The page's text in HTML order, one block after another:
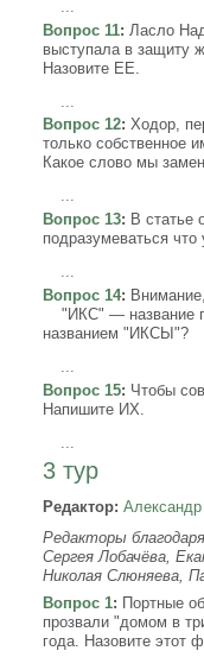
Вопрос 11: Ласло
выступала в защиту
Назовите ЕЕ.
Вопрос 12: Ходор,
только собственное
Какое слово мы
...
Вопрос 13: В статье
подразумеваться
...
Вопрос 14:
"ИКС" — название
названием "ИКСЫ"?
...
Вопрос 15: Чтобы
Напишите ИХ.
3 тур
Редактор:
Редакторы
Сергея Лобачёва,
Николая Слюняева,
Вопрос 1: Портные
прозвали "домом в
года. Назовите этот